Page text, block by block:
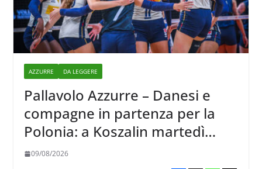
AZZURRE DA LEGGERE
Pallavolo Azzurre – Danesi e
compagne in partenza per la
Polonia: a Koszalin martedì
giocano contro la Francia
09/08/2026